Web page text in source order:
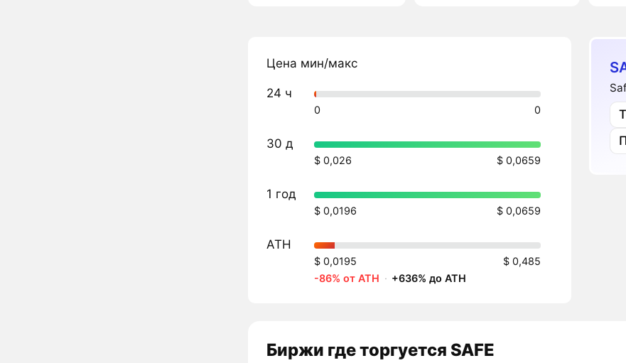
Цена мин/макс
24 ч
0 0
30 д
$ 0,026 $ 0,0659
1 год
$ 0,0196 $ 0,0659
ATH
$ 0,0195
$ 0,485
-86% от ATH · +636% до ATH
Биржи где торгуется SAFE